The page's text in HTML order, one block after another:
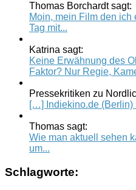
Thomas Borchardt sagt:
Moin, mein Film den
Tag mit...
Katrina sagt:
Keine Erwähnung des
Faktor? Nur Regie,
Pressekritiken zu
[…] Indiekino.de
Thomas sagt:
Wie man aktuell sehen
um...
Schlagworte: